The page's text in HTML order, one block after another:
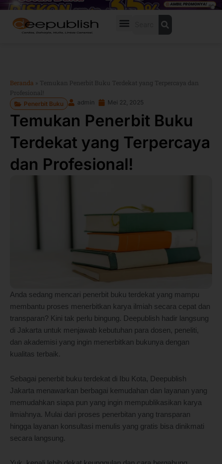
Lewati
konten
Beranda »
Temukan Penerbit Buku Terdekat yang Terpercaya dan
Profesional!
Penerbit Buku admin Mei 22, 2025
Temukan Penerbit Buku
Terdekat yang Terpercaya
dan Profesional!
Anda sedang mencari penerbit buku terdekat yang mampu
membantu proses menerbitkan karya ilmiah secara cepat dan
transparan? Kini tak perlu bingung. Deepublish hadir langsung
di Jakarta untuk menjawab kebutuhan para dosen, peneliti,
dan akademisi yang ingin menerbitkan bukunya dengan
kualitas terbaik.
Sebagai penerbit buku terdekat di Ibu Kota, Deepublish
Jakarta menawarkan berbagai kemudahan dan layanan yang
memudahkan siapa pun yang ingin mempublikasikan karya
ilmiahnya. Mulai dari proses penerbitan yang transparan
hingga layanan konsultasi menulis yang gratis bisa dinikmati
secara langsung.